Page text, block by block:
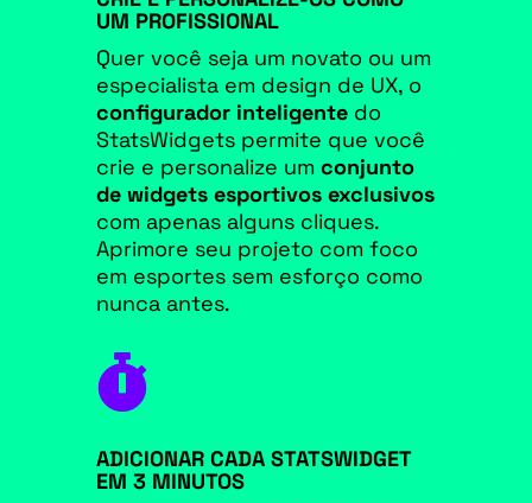
UM PROFISSIONAL
Quer você seja um novato ou um
especialista em design de UX, o
configurador inteligentedo
StatsWidgets permite que você
crie e personalize um conjunto
de widgets esportivos exclusivos
com apenas alguns cliques.
Aprimore seu projeto com foco
em esportes sem esforço como
nunca antes.

ADICIONAR CADA STATSWIDGET
EM 3 MINUTOS